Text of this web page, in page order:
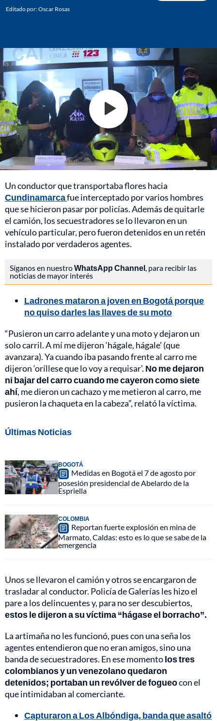
Editado por:Oscar Rosas
Un conductor que transportaba flores hacia
Cundinamarcafue interceptado por varios hombres
que se hicieron pasar por policías. Además de quitarle
el camión, los secuestradores se lo llevaron en un
vehículo particular, pero fueron detenidos en un retén
instalado por verdaderos agentes.
Síganos en nuestroWhatsApp Channel , para recibir las
noticias de mayor interés
Ladrones mataron a joven en Bogotá porque
no quiso darles las llaves de su moto
“Pusieron un carro adelante y una moto y dejaron un
solo carril. A mí me dijeron ‘hágale, hágale’ (que
avanzara). Ya cuando iba pasando frente al carro me
dijeron ‘oríllese que lo voy a requisar’. No me dejaron
ni bajar del carro cuando me cayeron como siete
ahí, me dieron un cachazo y me metieron al carro, me
pusieron la chaqueta en la cabeza”, relató la víctima.
Últimas Noticias
BOGOTÁ
Medidas en Bogotá el 7 de agosto por
posesión presidencial de Abelardo de la
Espriella
COLOMBIA
Reportan fuerte explosión en mina de
Marmato, Caldas: esto es lo que se sabe de la
emergencia
Unos se llevaron el camión y otros se encargaron de
trasladar al conductor. Policía de Galerías les hizo el
pare a los delincuentes y, para no ser descubiertos,
estos le dijeron a su víctima “hágase el borracho”.
La artimaña no les funcionó, pues con una seña los
agentes entendieron que no eran amigos, sino una
banda de secuestradores. En ese momentolos tres
colombianos y un venezolano quedaron
detenidos; portaban un revólver de fogueocon el
que intimidaban al comerciante.
Capturaron a Los Albóndiga, banda que asaltó